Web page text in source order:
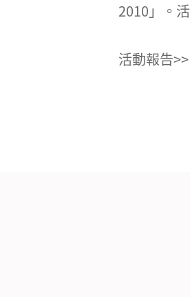
2010」。
活動報告>>